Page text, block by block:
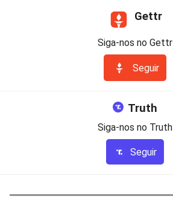
Gettr
Siga-nos no Gettr
Seguir
Truth
Siga-nos no Truth
Seguir